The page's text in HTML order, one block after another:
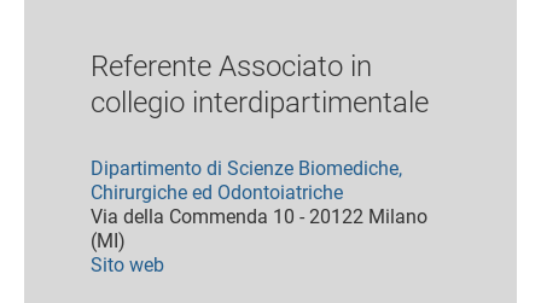
Referente Associato in
collegio interdipartimentale
Dipartimento di Scienze Biomediche,
Chirurgiche ed Odontoiatriche
Via della Commenda 10 - 20122 Milano
(MI)
Sito web